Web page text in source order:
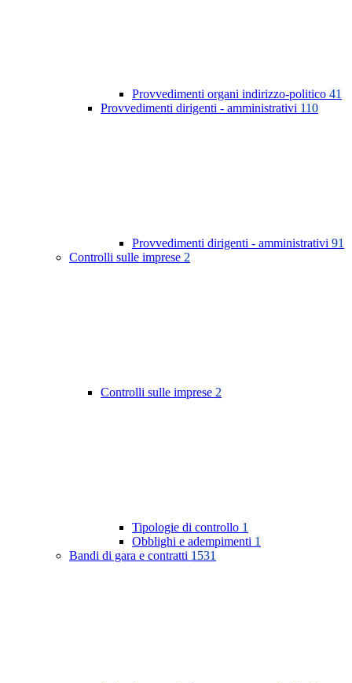
Provvedimenti organi indirizzo-politico 41
Provvedimenti dirigenti - amministrativi 110
Provvedimenti dirigenti - amministrativi 91
Controlli sulle imprese 2
Controlli sulle imprese 2
Tipologie di controllo 1
Obblighi e adempimenti 1
Bandi di gara e contratti 1531